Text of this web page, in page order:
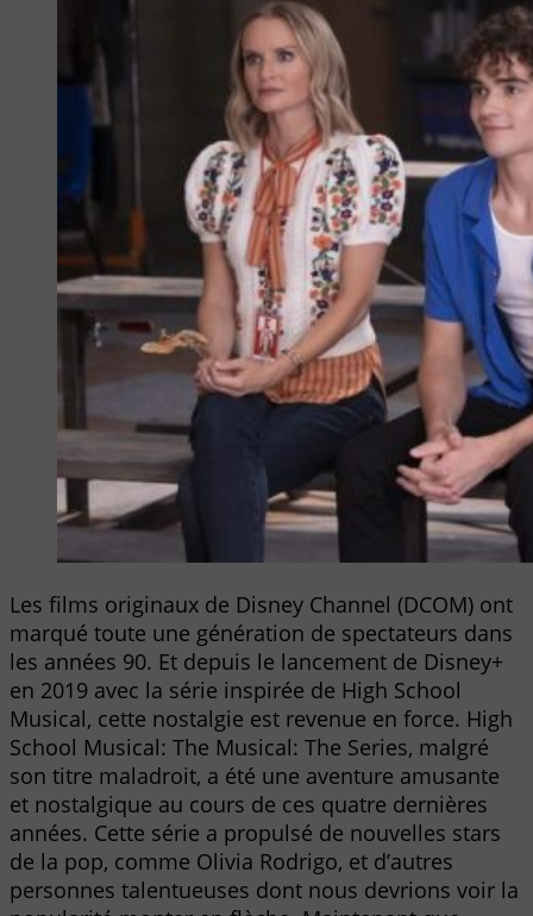
Les films originaux de Disney Channel (DCOM) ont
marqué toute une génération de spectateurs dans
les années 90. Et depuis le lancement de Disney+
en 2019 avec la série inspirée de High School
Musical, cette nostalgie est revenue en force. High
School Musical: The Musical: The Series, malgré
son titre maladroit, a été une aventure amusante
et nostalgique au cours de ces quatre dernières
années. Cette série a propulsé de nouvelles stars
de la pop, comme Olivia Rodrigo, et d’autres
personnes talentueuses dont nous devrions voir la